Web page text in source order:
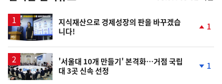
스
지식재산으로 경제성장의 판을 바꾸겠습
니다!
상
1
'서울대 10개 만들기' 본격화…거점 국립
대 3곳 신속 선정
1